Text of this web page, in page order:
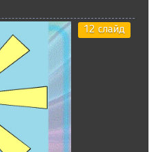
12 слайд